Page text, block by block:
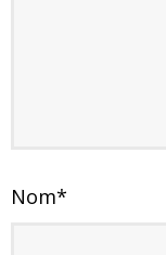
Nom*